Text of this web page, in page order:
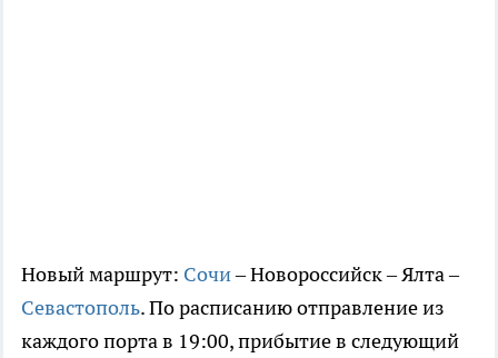
Новый маршрут: Сочи– Новороссийск – Ялта –
Севастополь. По расписанию отправление из
каждого порта в 19:00, прибытие в следующий